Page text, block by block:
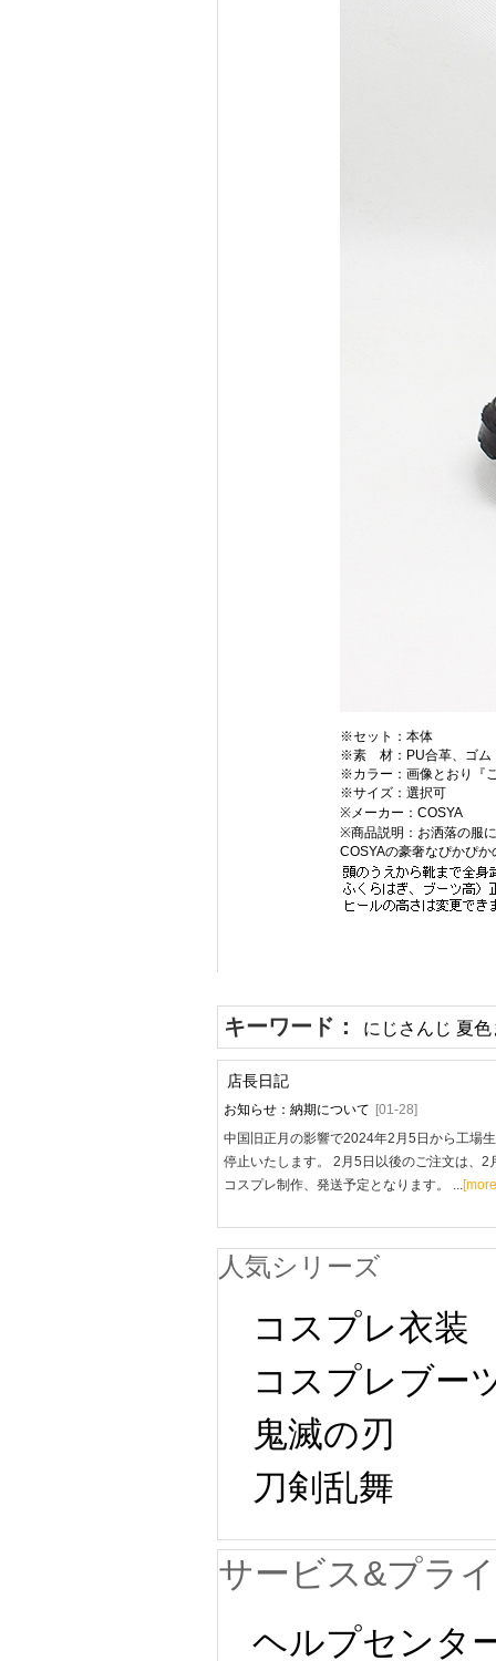
※セット：本体
※素 材：PU合革、ゴム
※カラー：画像とおり『
※サイズ：選択可
※メーカー：COSYA
※商品説明：お洒落の服
COSYAの豪奢なぴかぴ
キーワード： にじさんじ 夏
店長日記
お知らせ：納期について [01-28]
中国旧正月の影響で2024年2月5日から工場
停止いたします。 2月5日以後のご注文は、2
コスプレ制作、発送予定となります。 ...
人気シリーズ
コスプレ衣装
コスプレブー
鬼滅の刃
刀剣乱舞
サービス&プラ
ヘルプセンタ